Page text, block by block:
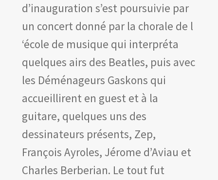
Prix de lecture
Hors les murs
Les amis d’Yves Chaland
LUDIBD
d’inauguration s’est poursuivie par
un concert donné par la chorale de l
‘école de musique qui interpréta
quelques airs des Beatles, puis avec
les Déménageurs Gaskons qui
accueillirent en guest et à la
guitare, quelques uns des
dessinateurs présents, Zep,
François Ayroles, Jérome d’Aviau et
Charles Berberian. Le tout fut